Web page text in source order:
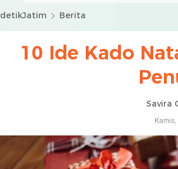
detikJatim Berita
10 Ide Kado
Savira